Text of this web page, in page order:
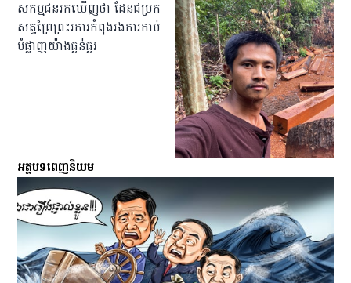
សកម្មជនរកឃើញថា ដែនជម្រក
សត្វព្រៃព្រះរការកំពុងរងការកាប់
បំផ្លាញយ៉ាងធ្ងន់ធ្ងរ
អត្ថបទពេញនិយម